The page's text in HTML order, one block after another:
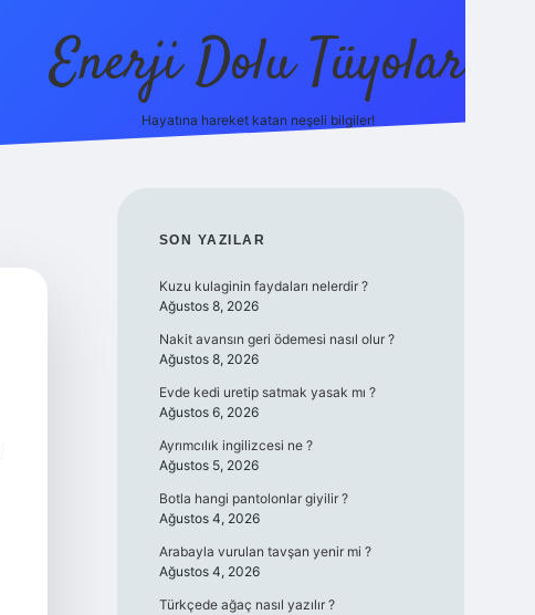
Enerji Dolu Tüyolar
Hayatına hareket katan neşeli bilgiler!
SIDEBAR
SON YAZILAR
Kuzu kulaginin faydaları nelerdir ?
Ağustos 8, 2026
Nakit avansın geri ödemesi nasıl olur ?
Ağustos 8, 2026
Evde kedi uretip satmak yasak mı ?
Ağustos 6, 2026
Ayrımcılık ingilizcesi ne ?
Ağustos 5, 2026
Botla hangi pantolonlar giyilir ?
Ağustos 4, 2026
Arabayla vurulan tavşan yenir mi ?
Ağustos 4, 2026
Türkçede ağaç nasıl yazılır ?